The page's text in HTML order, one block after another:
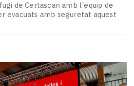
de Certascan amb l'equip de
evacuats amb seguretat aquest